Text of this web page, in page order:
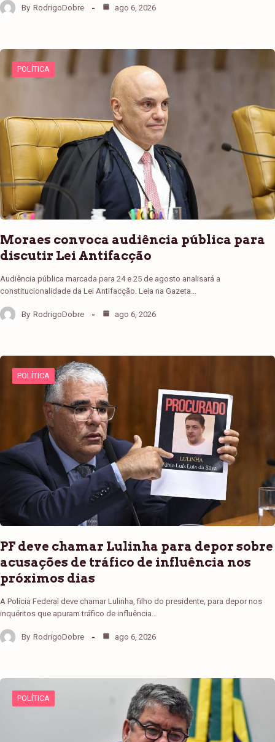
By RodrigoDobre ago 6, 2026
POLÍTICA
Moraes convoca audiência pública para
discutir Lei Antifacção
Audiência pública marcada para 24 e 25 de agosto analisará a
constitucionalidade da Lei Antifacção. Leia na Gazeta…
By RodrigoDobre ago 6, 2026
POLÍTICA
PF deve chamar Lulinha para depor sobre
acusações de tráfico de influência nos
próximos dias
A Polícia Federal deve chamar Lulinha, filho do presidente, para depor nos
inquéritos que apuram tráfico de influência…
By RodrigoDobre ago 6, 2026
POLÍTICA